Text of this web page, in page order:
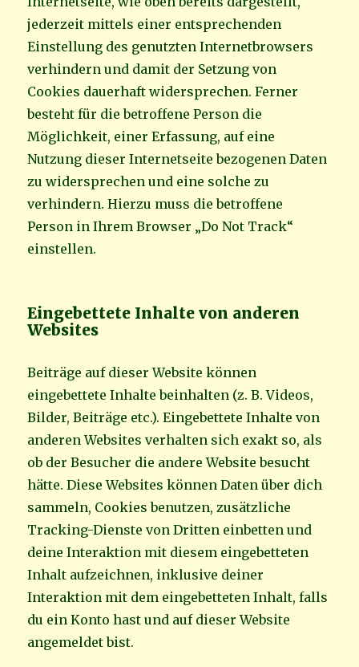
jederzeit mittels einer entsprechenden
Einstellung des genutzten Internetbrowsers
verhindern und damit der Setzung von
Cookies dauerhaft widersprechen. Ferner
besteht für die betroffene Person die
Möglichkeit, einer Erfassung, auf eine
Nutzung dieser Internetseite bezogenen Daten
zu widersprechen und eine solche zu
verhindern. Hierzu muss die betroffene
Person in Ihrem Browser „Do Not Track“
einstellen.
Eingebettete Inhalte von anderen
Websites
Beiträge auf dieser Website können
eingebettete Inhalte beinhalten (z. B. Videos,
Bilder, Beiträge etc.). Eingebettete Inhalte von
anderen Websites verhalten sich exakt so, als
ob der Besucher die andere Website besucht
hätte. Diese Websites können Daten über dich
sammeln, Cookies benutzen, zusätzliche
Tracking-Dienste von Dritten einbetten und
deine Interaktion mit diesem eingebetteten
Inhalt aufzeichnen, inklusive deiner
Interaktion mit dem eingebetteten Inhalt, falls
du ein Konto hast und auf dieser Website
angemeldet bist.